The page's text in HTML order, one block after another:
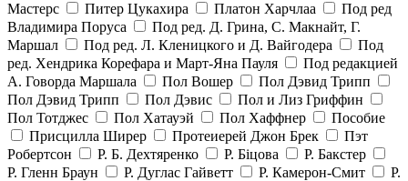
Мастерс
Питер Цукахира Платон Харчлаа
Под ред
Владимира Поруса
Под ред. Д. Грина, С. Макнайт, Г.
Маршал
Под ред. Л. Кленицкого и Д. Вайгодера
Под
ред. Хендрика Корефара и Март-Яна Пауля
Под редакцией
А. Говорда Маршала
Пол Вошер
Пол Дэвид Трипп
Пол Дэвид Трипп
Пол Дэвис
Пол и Лиз Гриффин
Пол Тотджес
Пол Хатауэй Пол Хаффнер
Пособие
Присцилла Ширер
Протеиерей Джон Брек
Пэт
Робертсон
Р. Б. Дехтяренко Р. Біцова
Р. Бакстер
Р. Гленн Браун
Р. Дуглас Гайветт Р. Камерон-Смит Р.